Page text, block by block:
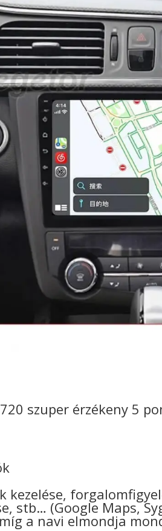
szuper érzékeny 5
kezelése,
stb… (Google Maps,
a navi elmondja